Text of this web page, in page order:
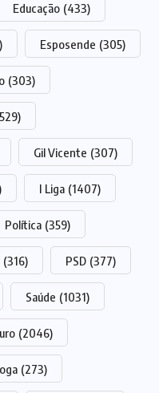
Educação (433)
Esposende (305)
(303)
Gil Vicente (307)
I Liga (1407)
Política (359)
(316) PSD (377)
Saúde (1031)
(2046)
(273)